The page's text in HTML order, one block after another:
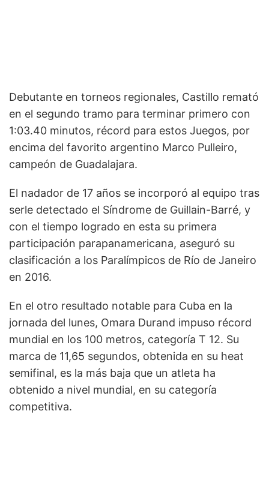
Debutante en torneos regionales, Castillo remató
en el segundo tramo para terminar primero con
1:03.40 minutos, récord para estos Juegos, por
encima del favorito argentino Marco Pulleiro,
campeón de Guadalajara.
El nadador de 17 años se incorporó al equipo tras
serle detectado el Síndrome de Guillain-Barré, y
con el tiempo logrado en esta su primera
participación parapanamericana, aseguró su
clasificación a los Paralímpicos de Río de Janeiro
en 2016.
En el otro resultado notable para Cuba en la
jornada del lunes, Omara Durand impuso récord
mundial en los 100 metros, categoría T 12. Su
marca de 11,65 segundos, obtenida en su heat
semifinal, es la más baja que un atleta ha
obtenido a nivel mundial, en su categoría
competitiva.